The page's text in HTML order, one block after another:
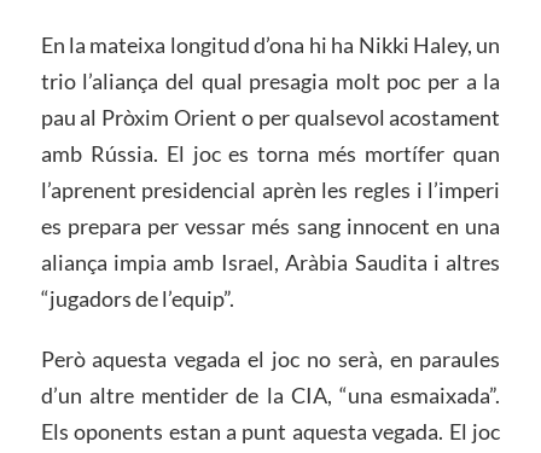
En la mateixa longitud d’ona hi ha Nikki Haley, un
trio l’aliança del qual presagia molt poc per a la
pau al Pròxim Orient o per qualsevol acostament
amb Rússia. El joc es torna més mortífer quan
l’aprenent presidencial aprèn les regles i l’imperi
es prepara per vessar més sang innocent en una
aliança impia amb Israel, Aràbia Saudita i altres
“jugadors de l’equip”.
Però aquesta vegada el joc no serà, en paraules
d’un altre mentider de la CIA, “una esmaixada”.
Els oponents estan a punt aquesta vegada. El joc